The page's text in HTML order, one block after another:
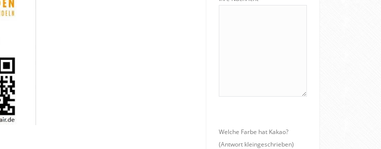
Welche Farbe hat Kakao?
(Antwort kleingeschrieben)